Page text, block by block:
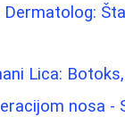
Lica:
nosa -